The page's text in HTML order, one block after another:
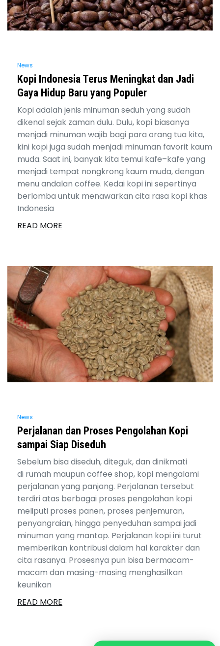
News
Kopi Indonesia Terus Meningkat dan Jadi
Gaya Hidup Baru yang Populer
Kopi adalah jenis minuman seduh yang sudah
dikenal sejak zaman dulu. Dulu, kopi biasanya
menjadi minuman wajib bagi para orang tua kita,
kini kopi juga sudah menjadi minuman favorit kaum
muda. Saat ini, banyak kita temui kafe–kafe yang
menjadi tempat nongkrong kaum muda, dengan
menu andalan coffee. Kedai kopi ini sepertinya
berlomba untuk menawarkan cita rasa kopi khas
Indonesia
READ MORE
News
Perjalanan dan Proses Pengolahan Kopi
sampai Siap Diseduh
Sebelum bisa diseduh, diteguk, dan dinikmati
di rumah maupun coffee shop, kopi mengalami
perjalanan yang panjang. Perjalanan tersebut
terdiri atas berbagai proses pengolahan kopi
meliputi proses panen, proses penjemuran,
penyangraian, hingga penyeduhan sampai jadi
minuman yang mantap. Perjalanan kopi ini turut
memberikan kontribusi dalam hal karakter dan
cita rasanya. Prosesnya pun bisa bermacam-
macam dan masing-masing menghasilkan
keunikan
READ MORE